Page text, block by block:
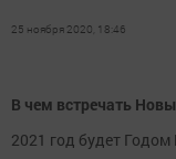
25 ноября 2020, 18:46
В чем встречать
2021 год будет